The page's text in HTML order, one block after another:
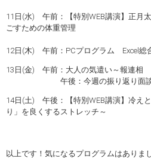
11日(水) 午前：【特別WEB講演】正月
ごすための体重管理
12日(木) 午前：PCプログラム Excel総
13日(金) 午前：大人の気遣い～報連相
午後：今週の振り返り面談
14日(土) 午後：【特別WEB講演】冷え
り」を良くするストレッチ～
以上です！気になるプログラムはありま